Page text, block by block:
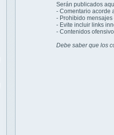
Serán publicados
- Comentario acorde
- Prohibido mensajes
- Evite incluir links
- Contenidos
Debe saber que los